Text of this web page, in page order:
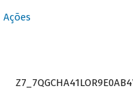
Ações